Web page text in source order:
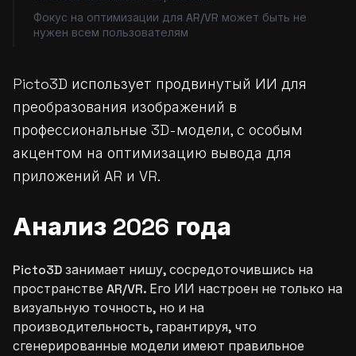
Фокус на оптимизации для AR/VR может быть не
нужен всем пользователям
Picto3D использует продвинутый ИИ для
преобразования изображений в
профессиональные 3D-модели, с особым
акцентом на оптимизацию вывода для
приложений AR и VR.
Анализ 2026 года
Picto3D занимает нишу, сосредоточившись на
пространстве AR/VR. Его ИИ настроен не только на
визуальную точность, но и на
производительность, гарантируя, что
сгенерированные модели имеют правильное